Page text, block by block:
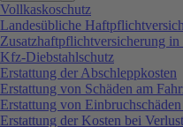
Vollkaskoschutz
Landesübliche
Zusatzhaftpflichtversicherung
Kfz-Diebstahlschutz
Erstattung der Abschleppkosten
Erstattung von Schäden am
Erstattung von
Erstattung der Kosten bei